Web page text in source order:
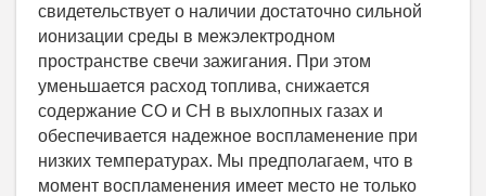
свидетельствует о наличии достаточно сильной
ионизации среды в межэлектродном
пространстве свечи зажигания. При этом
уменьшается расход топлива, снижается
содержание СО и СН в выхлопных газах и
обеспечивается надежное воспламенение при
низких температурах. Мы предполагаем, что в
момент воспламенения имеет место не только